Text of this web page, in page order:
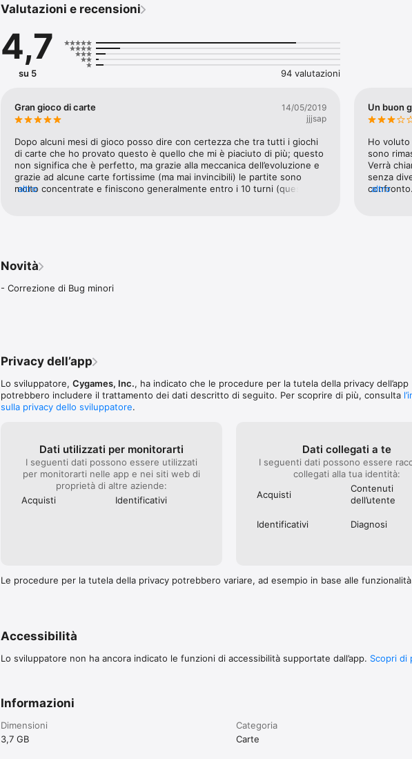
- PADRONEGGIA tutte le classi, ognuna con carte e stili completamente differenti
Installa ora Shadowverse e ricevi una marea di PREMI in-app!
Valutazioni e recensioni
4,7
su 5 94 valutazioni
Gran gioco di carte
14/05/2019
jjjsap
Dopo alcuni mesi di gioco posso dire con certezza che tra tutti i giochi
di carte che ho provato questo è quello che mi è piaciuto di più; questo
non significa che è perfetto, ma grazie alla meccanica dell’evoluzione e
grazie ad alcune carte fortissime (ma mai invincibili) le partite sono
molto concentrate e finiscono generalmente entro i 10 turni (questo
effetti non ne girano tantissimi😅.Mi piacerebbe vedere un
aggiornamento che permetta alle gilde di avere più spessore con eventi
a premi e robe simili
altro
Un buon
Ho
sono
Verrà
senza
un
oppure
stesso
altro
Novità
- Correzione di Bug minori
Privacy dell’app
Lo sviluppatore, Cygames, Inc., ha indicato che le procedure per la tutela della privacy dell’app
potrebbero includere il trattamento dei dati descritto di seguito. Per scoprire di più, consulta
sulla privacy dello sviluppatore.
Dati utilizzati per monitorarti
I seguenti dati possono essere utilizzati
per monitorarti nelle app e nei siti web di
proprietà di altre aziende:
Acquisti
Identificativi
Dati collegati a te
I seguenti dati possono essere
collegati alla tua identità:
Acquisti
Contenuti
dell’utente
Identificativi Diagnosi
Le procedure per la tutela della privacy potrebbero variare, ad esempio in base alle
Accessibilità
Lo sviluppatore non ha ancora indicato le funzioni di accessibilità supportate dall’app. Scopri di
Informazioni
Dimensioni
3,7 GB
Categoria
Carte